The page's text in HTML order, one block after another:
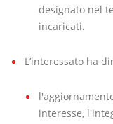
designato nel
incaricati.
L’interessato ha
interesse,